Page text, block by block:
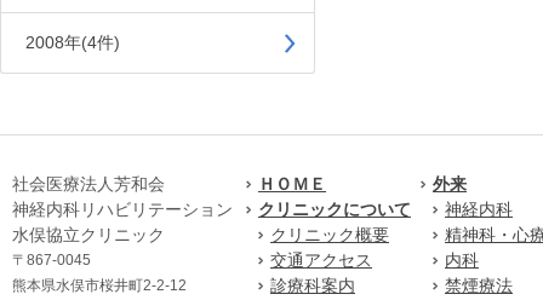
2008年(4件)
社会医療法人芳和会
神経内科リハビリテーション
水俣協立クリニック
〒867-0045
熊本県水俣市桜井町2-2-12
ＨＯＭＥ
クリニックについて
クリニック概要
交通アクセス
診療科案内
外来
神経内科
精神科・心
内科
禁煙療法